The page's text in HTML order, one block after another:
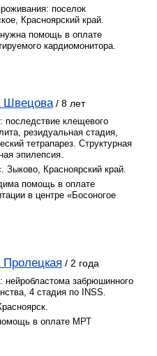
поселок
Красноярский край.
помощь в оплате
кардиомонитора.
Швецова / 8 лет
последствие клещевого
резидуальная стадия,
тетрапарез. Структурная
эпилепсия.
Зыково, Красноярский край.
помощь в оплате
в центре «Босоногое
/ 2 года
нейробластома забрюшинного
4 стадия по INSS.
в оплате МРТ